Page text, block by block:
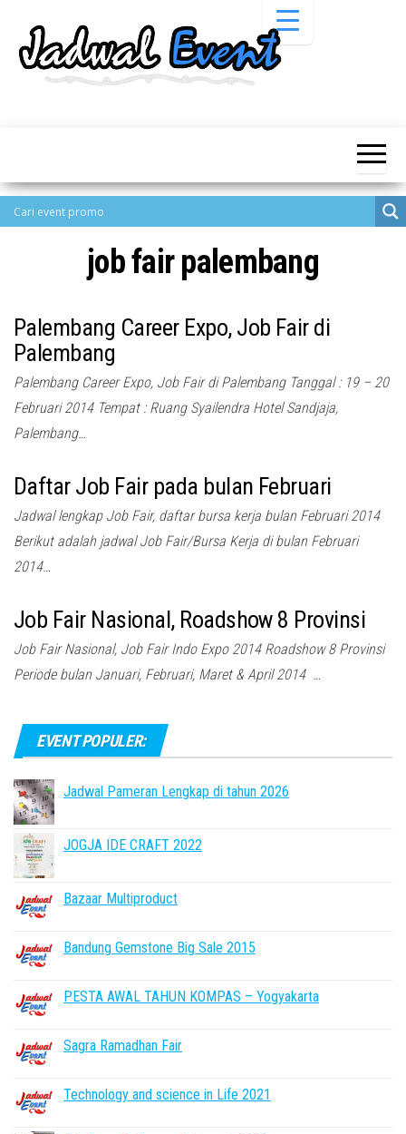
Pameran,
Promo
Terbaru
Pameran,
Seminar,
Bazaar,
Workshop,
Job Fair,
Lomba dll.
job fair palembang
Palembang Career Expo, Job Fair di
Palembang
Palembang Career Expo, Job Fair di Palembang Tanggal : 19 – 20
Februari 2014 Tempat : Ruang Syailendra Hotel Sandjaja,
Palembang…
Daftar Job Fair pada bulan Februari
Jadwal lengkap Job Fair, daftar bursa kerja bulan Februari 2014
Berikut adalah jadwal Job Fair/Bursa Kerja di bulan Februari
2014…
Job Fair Nasional, Roadshow 8 Provinsi
Job Fair Nasional, Job Fair Indo Expo 2014 Roadshow 8 Provinsi
Periode bulan Januari, Februari, Maret & April 2014 …
EVENT POPULER:
Jadwal Pameran Lengkap di tahun 2026
JOGJA IDE CRAFT 2022
Bazaar Multiproduct
Bandung Gemstone Big Sale 2015
PESTA AWAL TAHUN KOMPAS – Yogyakarta
Sagra Ramadhan Fair
Technology and science in Life 2021